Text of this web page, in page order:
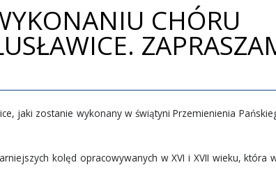
CHÓRU
jaki zostanie wykonany w świątyni Przemienienia
kolęd opracowywanych w XVI i XVII wieku, która